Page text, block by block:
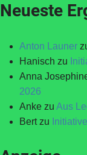
Neueste
Anton Launer
Hanisch zu
Anna
2026
Anke zu Aus
Bertzu